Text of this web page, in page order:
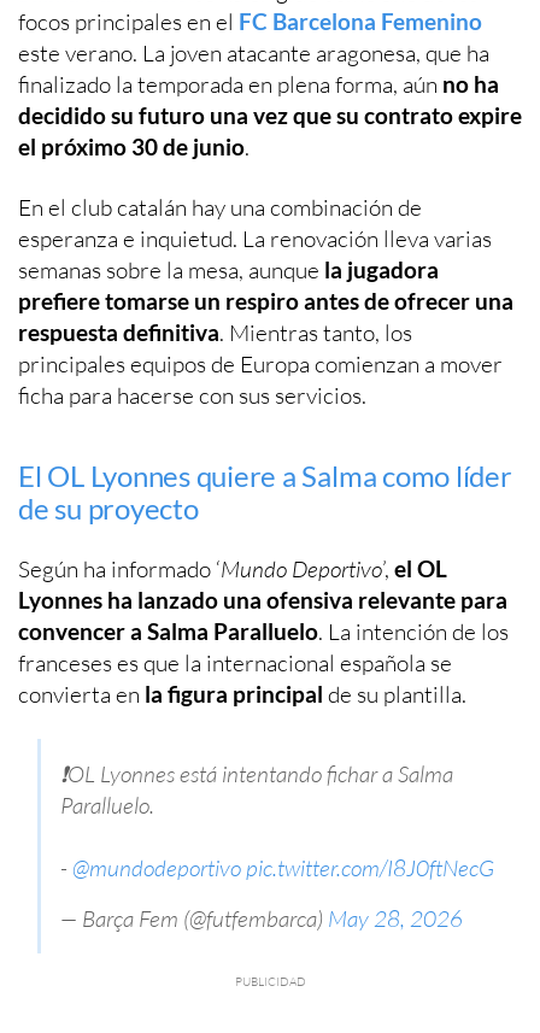
focos principales en el FC Barcelona Femenino
este verano. La joven atacante aragonesa, que ha
finalizado la temporada en plena forma, aún no ha
decidido su futuro una vez que su contrato expire
el próximo 30 de junio.
En el club catalán hay una combinación de
esperanza e inquietud. La renovación lleva varias
semanas sobre la mesa, aunque la jugadora
prefiere tomarse un respiro antes de ofrecer una
respuesta definitiva. Mientras tanto, los
principales equipos de Europa comienzan a mover
ficha para hacerse con sus servicios.
El OL Lyonnes quiere a Salma como líder
de su proyecto
Según ha informado ‘Mundo Deportivo’, el OL
Lyonnes ha lanzado una ofensiva relevante para
convencer a Salma Paralluelo. La intención de los
franceses es que la internacional española se
convierta en la figura principal de su plantilla.
❗OL Lyonnes está intentando fichar a Salma
Paralluelo.
- @mundodeportivo pic.twitter.com/I8J0ftNecG
— Barça Fem (@futfembarca) May 28, 2026